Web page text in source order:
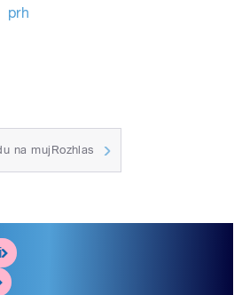
prh
na mujRozhlas